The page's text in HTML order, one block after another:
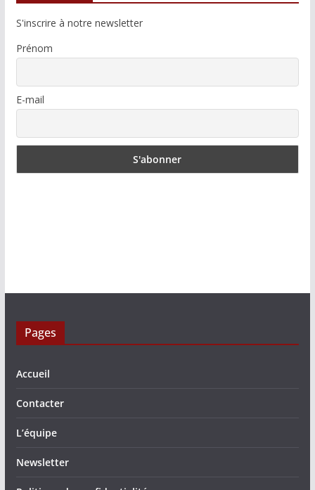
S'inscrire à notre newsletter
Prénom
E-mail
Pages
Accueil
Contacter
L’équipe
Newsletter